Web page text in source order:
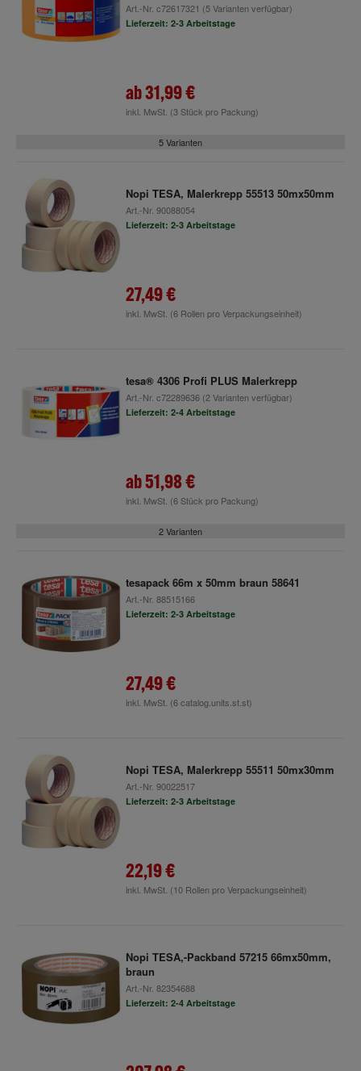
Art.-Nr. c72617321 (5 Varianten verfügbar)
Lieferzeit: 2-3 Arbeitstage
ab31,99 €
inkl. MwSt. (3 Stück pro Packung)
5 Varianten
Nopi TESA, Malerkrepp 55513 50mx50mm
Art.-Nr. 90088054
Lieferzeit: 2-3 Arbeitstage
27,49 €
inkl. MwSt. (6 Rollen pro Verpackungseinheit)
tesa® 4306 Profi PLUS Malerkrepp
Art.-Nr. c72289636(2 Varianten verfügbar)
Lieferzeit: 2-4 Arbeitstage
ab51,98 €
inkl. MwSt. (6 Stück pro Packung)
2 Varianten
tesapack 66m x 50mm braun 58641
Art.-Nr. 88515166
Lieferzeit: 2-3 Arbeitstage
27,49 €
inkl. MwSt. (6 catalog.units.st.st)
Nopi TESA, Malerkrepp 55511 50mx30mm
Art.-Nr. 90022517
Lieferzeit: 2-3 Arbeitstage
22,19 €
inkl. MwSt. (10 Rollen pro Verpackungseinheit)
Nopi TESA,-Packband 57215 66mx50mm,
braun
Art.-Nr. 82354688
Lieferzeit: 2-4 Arbeitstage